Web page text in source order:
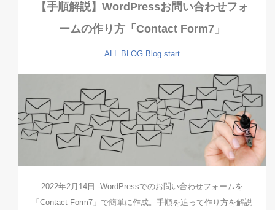
【手順解説】WordPressお問い合わせフォ
ームの作り方「Contact Form7」
ALL BLOG Blog start
2022年2月14日 -WordPressでのお問い合わせフォームを
「Contact Form7」で簡単に作成。手順を追って作り方を解説